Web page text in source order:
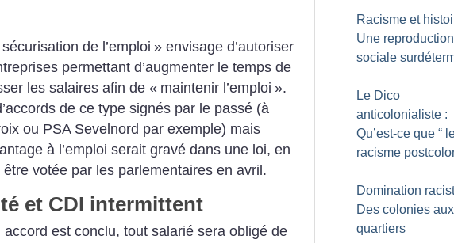
sécurisation de l’emploi » envisage d’autoriser
permettant d’augmenter le temps de
les salaires afin de « maintenir l’emploi ».
de ce type signés par le passé (à
ou PSA Sevelnord par exemple) mais
à l’emploi serait gravé dans une loi, en
votée par les parlementaires en avril.
et CDI intermittent
accord est conclu, tout salarié sera obligé de
Racisme et
Une reproduction
sociale
Le Dico
anticolonialiste :
Qu’est-ce que “
racisme
Domination
Des colonies aux
quartiers